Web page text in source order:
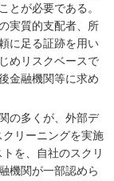
とが必要である。
実質的支配者、所
に足る証跡を用い
めリスクベースで
金融機関等に求め
の多くが、外部デ
リーニングを実施
を、自社のスクリ
機関が一部認めら